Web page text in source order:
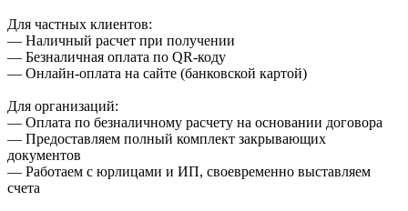
Для частных клиентов:
— Наличный расчет при получении
— Безналичная оплата по QR-коду
— Онлайн-оплата на сайте (банковской картой)
Для организаций:
— Оплата по безналичному расчету на основании договора
— Предоставляем полный комплект закрывающих
документов
— Работаем с юрлицами и ИП, своевременно выставляем
счета